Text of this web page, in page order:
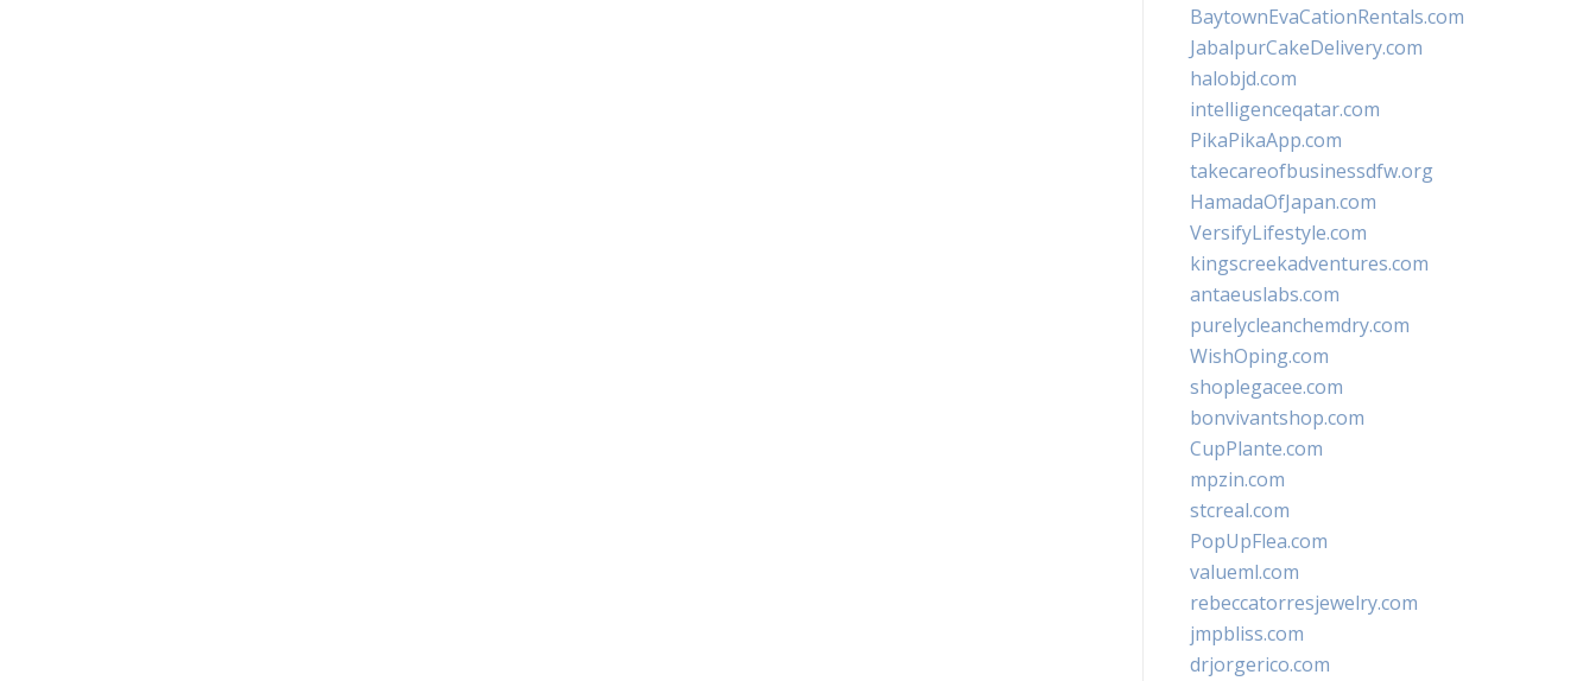
BaytownEvaCationRentals.com
JabalpurCakeDelivery.com
halobjd.com
intelligenceqatar.com
PikaPikaApp.com
takecareofbusinessdfw.org
HamadaOfJapan.com
VersifyLifestyle.com
kingscreekadventures.com
antaeuslabs.com
purelycleanchemdry.com
WishOping.com
shoplegacee.com
bonvivantshop.com
CupPlante.com
mpzin.com
stcreal.com
PopUpFlea.com
valueml.com
rebeccatorresjewelry.com
jmpbliss.com
drjorgerico.com